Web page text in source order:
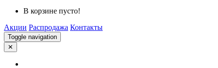
В корзине пусто!
Акции Распродажа Контакты
Toggle navigation
✕